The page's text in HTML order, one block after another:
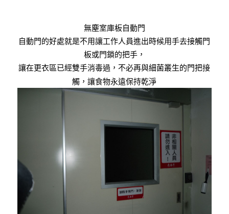
無塵室庫板自動門
自動門的好處就是不用讓工作人員進出時候用手去接觸門
板或門鎖的把手，
讓在更衣區已經雙手消毒過，不必再與細菌叢生的門把接
觸，讓食物永遠保持乾淨